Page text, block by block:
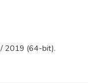
2019 (64-bit).